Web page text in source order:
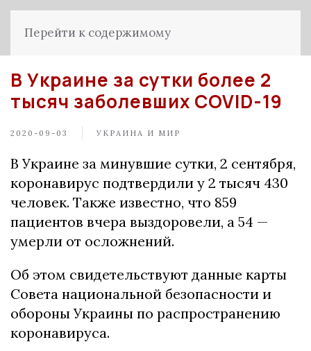
Перейти к содержимому
В Украине за сутки более 2
тысяч заболевших COVID-19
2020-09-03 УКРАИНА И МИР
В Украине за минувшие сутки, 2 сентября,
коронавирус подтвердили у 2 тысяч 430
человек. Также известно, что 859
пациентов вчера выздоровели, а 54 —
умерли от осложнений.
Об этом свидетельствуют данные карты
Совета национальной безопасности и
обороны Украины по распространению
коронавируса.